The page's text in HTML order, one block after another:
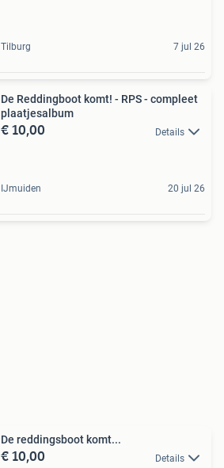
Tilburg 7 jul 26
De Reddingboot komt! - RPS - compleet
plaatjesalbum
€ 10,00 Details
IJmuiden 20 jul 26
De reddingsboot komt...
€ 10,00 Details